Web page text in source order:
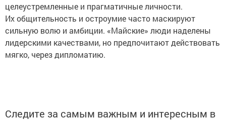
целеустремленные и прагматичные личности.
Их общительность и остроумие часто маскируют
сильную волю и амбиции. «Майские» люди наделены
лидерскими качествами, но предпочитают действовать
мягко, через дипломатию.
Следите за самым важным и интересным в